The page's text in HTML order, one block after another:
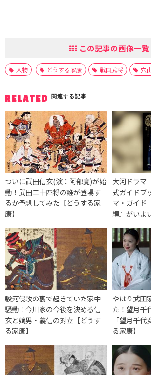
この記事の画像一覧
人物 どうする家康 戦国武将 穴
RELATED 関連する記事
ついに武田信玄(演：阿部寛)が始
動！武田二十四将の誰が登場す
るか予想してみた【どうする家
康】
大河ドラマ
式ガイドブ
マ・ガイ
編』がいよ
駿河侵攻の裏で起きていた家中
騒動！今川家の今後を決める信
玄と嫡男・義信の対立【どうす
る家康】
やはり武田
た！望月千
「望月千
る家康】